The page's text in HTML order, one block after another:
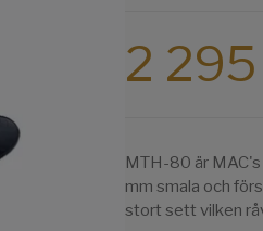
2
MTH-80 är
mm smala och
stort sett vilken